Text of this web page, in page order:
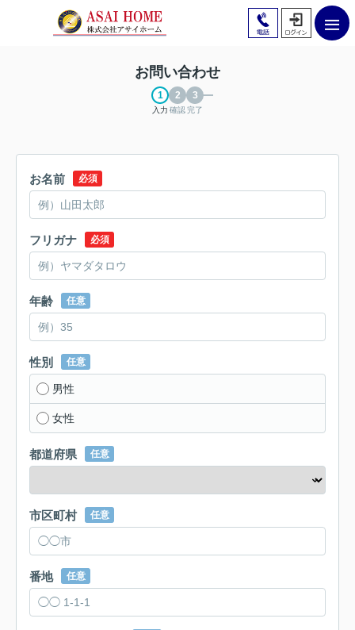
お問い合わせ
入力 確認完了
お名前 必須
フリガナ 必須
年齢 任意
性別 任意
男性
女性
都道府県 任意
市区町村 任意
番地 任意